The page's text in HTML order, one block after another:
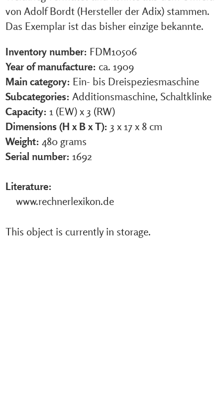
von Adolf Bordt (Hersteller der Adix) stammen.
Das Exemplar ist das bisher einzige bekannte.
Inventory number: FDM10506
Year of manufacture: ca. 1909
Main category: Ein- bis Dreispeziesmaschine
Subcategories: Additionsmaschine, Schaltklinke
Capacity: 1 (EW) x 3 (RW)
Dimensions (H x B x T): 3 x 17 x 8 cm
Weight: 480 grams
Serial number: 1692
Literature:
www.rechnerlexikon.de
This object is currently in storage.